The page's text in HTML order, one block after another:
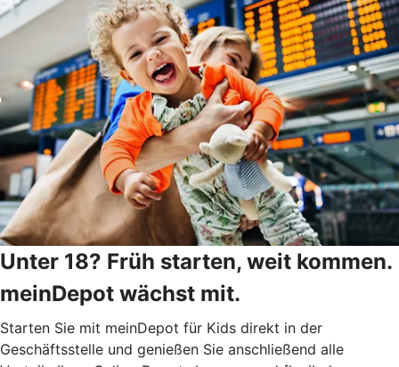
Unter 18? Früh starten, weit kommen.
meinDepot wächst mit.
Starten Sie mit meinDepot für Kids direkt in der
Geschäftsstelle und genießen Sie anschließend alle